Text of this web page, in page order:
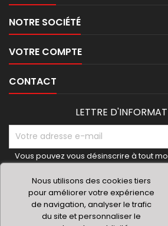
NOTRE SOCIÉTÉ
VOTRE COMPTE
CONTACT
LETTRE
Vous pouvez vous désinscrire à tout
pour cela nos informations de
d'utilisation du site.
Nous utilisons des cookies tiers
pour améliorer votre expérience
de navigation, analyser le trafic
du site et personnaliser le